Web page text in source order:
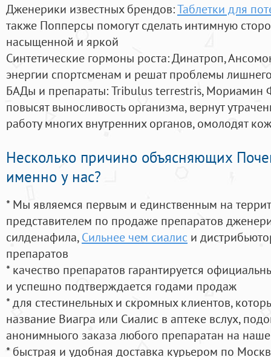
Дженерики известных брендов:Таблетки для
также Попперсы помогут сделать интимную
насыщенной и яркой
Синтетические гормоны роста: Динатроп,
энергии спортсменам и решат проблемы
БАДы и препараты:Tribulus terrestris, Мориамин
повысят выносливость организма, вернут
работу многих внутренних органов, омолодят
Несколько причино объясняющих
именно у нас?
* Мы являемся первым и единственным на
представителем по продаже препаратов
силденафила, Сильнее чем сиалис и
препаратов
* качество препаратов гарантируется
и успешно подтверждается годами продаж
* для стестинельных и скромных клиентов,
название Виагра или Сиалис в аптеке вслух,
анонимныого заказа любого препаратан на
* быстрая и удобная доставка курьером по